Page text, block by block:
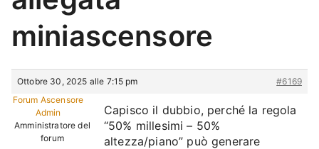
miniascensore
Ottobre 30, 2025 alle 7:15 pm
#6169
Forum Ascensore
Admin
Amministratore del
forum
Capisco il dubbio, perché la regola
“50% millesimi – 50%
altezza/piano” può generare